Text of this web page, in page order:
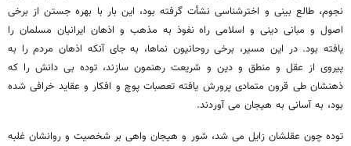
نجوم، طالع بینی و اخترشناسی نشأت گرفته بود، این بار با بهره جستن از برخی
اصول و مبانی دینی و اسلامی راه نفوذ به مذهب و اذهان ایرانیان مسلمان را
یافته بود. در این مسیر، برخی روحانیون نماها، به جای آنکه اذهان مردم را به
پیروی از عقل و منطق و دین و شریعت رهنمون سازند، توده بی دانش را که
ذهنشان طی قرون متمادی پرورش یافته تعصبات پوچ و افکار و عقاید خرافی شده
بود، به آسانی به هیجان می آوردند.
توده چون عقلشان زایل می شد، شور و هیجان واهی بر شخصیت و روانشان غلبه